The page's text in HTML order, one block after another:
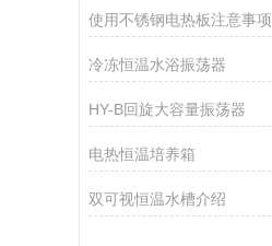
使用不锈钢电热板注意事项
冷冻恒温水浴振荡器
HY-B回旋大容量振荡器
电热恒温培养箱
双可视恒温水槽介绍